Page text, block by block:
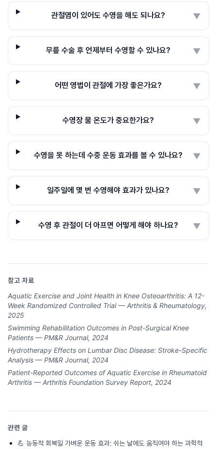
관절염이 있어도 수영을 해도 되나요? ▼
무릎 수술 후 언제부터 수영할 수 있나요? ▼
어떤 영법이 관절에 가장 좋은가요? ▼
수영장 물 온도가 중요한가요? ▼
수영을 못 하는데 수중 운동 효과를 볼 수 있나요? ▼
일주일에 몇 번 수영해야 효과가 있나요? ▼
수영 후 관절이 더 아프면 어떻게 해야 하나요? ▼
참고 자료
Aquatic Exercise and Joint Health in Knee Osteoarthritis: A 12-
Week Randomized Controlled Trial — Arthritis & Rheumatology,
2025
Swimming Rehabilitation Outcomes in Post-Surgical Knee
Patients — PM&R Journal, 2024
Hydrotherapy Effects on Lumbar Disc Disease: Stroke-Specific
Analysis — PM&R Journal, 2024
Patient-Reported Outcomes of Aquatic Exercise in Rheumatoid
Arthritis — Arthritis Foundation Survey Report, 2024
관련 글
💪 능동적 회복일 가벼운 운동 효과: 쉬는 날에도 움직여야 하는 과학적